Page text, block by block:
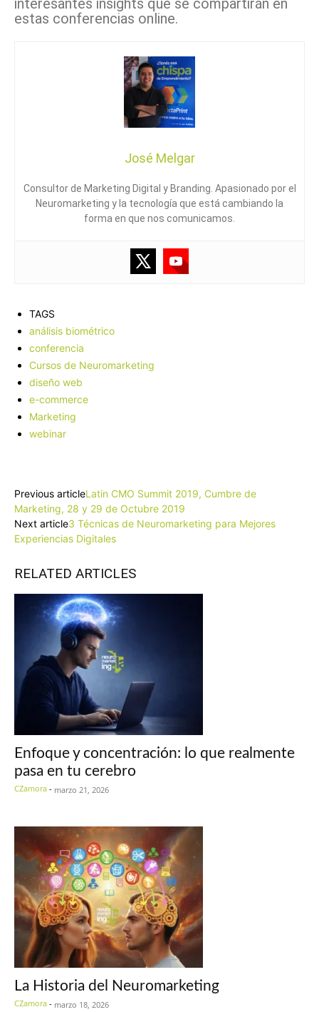
interesantes insights que se compartirán en
estas conferencias online.
José Melgar
Consultor de Marketing Digital y Branding. Apasionado por el
Neuromarketing y la tecnología que está cambiando la
forma en que nos comunicamos.
TAGS
análisis biométrico
conferencia
Cursos de Neuromarketing
diseño web
e-commerce
Marketing
webinar
Previous articleLatin CMO Summit 2019, Cumbre de
Marketing, 28 y 29 de Octubre 2019
Next article3 Técnicas de Neuromarketing para Mejores
Experiencias Digitales
RELATED ARTICLES
Enfoque y concentración: lo que realmente
pasa en tu cerebro
CZamora - marzo 21, 2026
La Historia del Neuromarketing
CZamora - marzo 18, 2026